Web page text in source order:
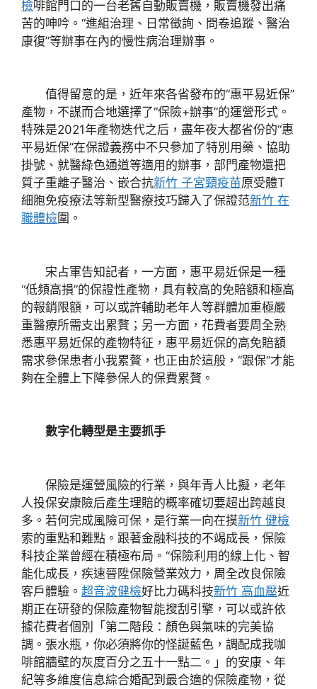
檢啡館門口的一台老舊自動販賣機，販賣機發出痛
苦的呻吟。“進組治理、日常徵詢、問卷追蹤、醫治
康復”等辦事在內的慢性病治理辦事。
值得留意的是，近年來各省發布的“惠平易近保”
產物，不謀而合地選擇了“保險+辦事”的運營形式。
特殊是2021年產物迭代之后，盡年夜大都省份的“惠
平易近保”在保證義務中不只參加了特別用藥、協助
掛號、就醫綠色通道等適用的辦事，部門產物還把
質子重離子醫治、嵌合抗新竹 子宮頸疫苗原受體T
細胞免疫療法等新型醫療技巧歸入了保證范新竹 在
職體檢圍。
宋占軍告知記者，一方面，惠平易近保是一種
“低頻高損”的保證性產物，具有較高的免賠額和極高
的報銷限額，可以或許輔助老年人等群體加重極嚴
重醫療所需支出累贅；另一方面，花費者要周全熟
悉惠平易近保的產物特征，惠平易近保的高免賠額
需求參保患者小我累贅，也正由於這般，“跟保”才能
夠在全體上下降參保人的保費累贅。
數字化轉型是主要抓手
保險是運營風險的行業，與年青人比擬，老年
人投保安康險后產生理賠的概率確切要超出跨越良
多。若何完成風險可保，是行業一向在摸新竹 健檢
索的重點和難點。跟著金融科技的不竭成長，保險
科技企業曾經在積極布局。“保險利用的線上化、智
能化成長，疾速晉陞保險營業效力，周全改良保險
客戶體驗。 超音波健檢好比力碼科技新竹 高血壓近
期正在研發的保險產物智能搜刮引擎，可以或許依
據花費者個別「第二階段：顏色與氣味的完美協
調。張水瓶，你必須將你的怪誕藍色，調配成我咖
啡館牆壁的灰度百分之五十一點二。」的安康、年
紀等多維度信息綜合婚配到最合適的保險產物，從